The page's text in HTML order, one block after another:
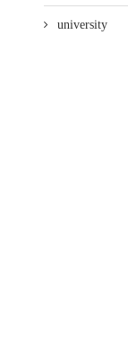
university